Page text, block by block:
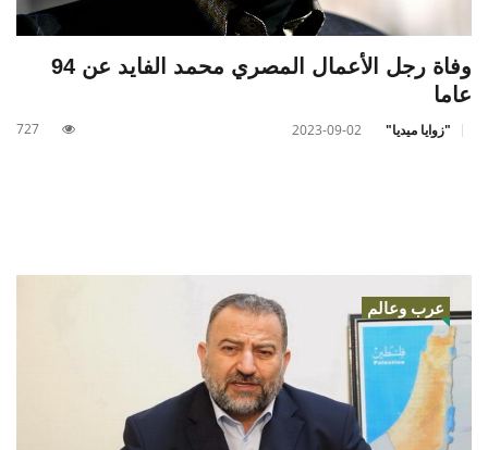
وفاة رجل الأعمال المصري محمد الفايد عن 94
عاما
"زوايا ميديا" 2023-09-02
727
عرب وعالم